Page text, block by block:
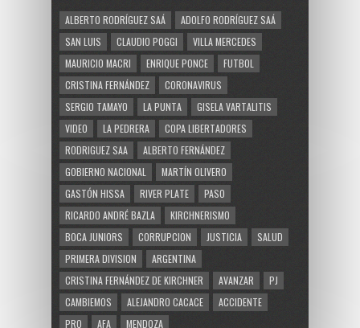
ALBERTO RODRÍGUEZ SAÁ
ADOLFO RODRÍGUEZ SAÁ
SAN LUIS
CLAUDIO POGGI
VILLA MERCEDES
MAURICIO MACRI
ENRIQUE PONCE
FUTBOL
CRISTINA FERNÁNDEZ
CORONAVIRUS
SERGIO TAMAYO
LA PUNTA
GISELA VARTALITIS
VIDEO
LA PEDRERA
COPA LIBERTADORES
RODRIGUEZ SAA
ALBERTO FERNÁNDEZ
GOBIERNO NACIONAL
MARTÍN OLIVERO
GASTÓN HISSA
RIVER PLATE
PASO
RICARDO ANDRÉ BAZLA
KIRCHNERISMO
BOCA JUNIORS
CORRUPCION JUSTICIA
SALUD
PRIMERA DIVISION
ARGENTINA
CRISTINA FERNÁNDEZ DE KIRCHNER
AVANZAR
PJ
CAMBIEMOS
ALEJANDRO CACACE
ACCIDENTE
PRO
AFA MENDOZA